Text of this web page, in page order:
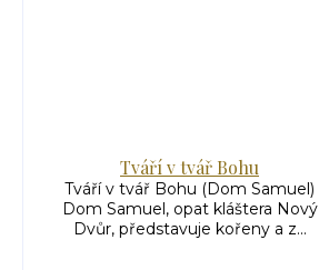
Tváří v tvář Bohu
Tváří v tvář Bohu (Dom Samuel)
Dom Samuel, opat kláštera Nový
Dvůr, představuje kořeny a z...